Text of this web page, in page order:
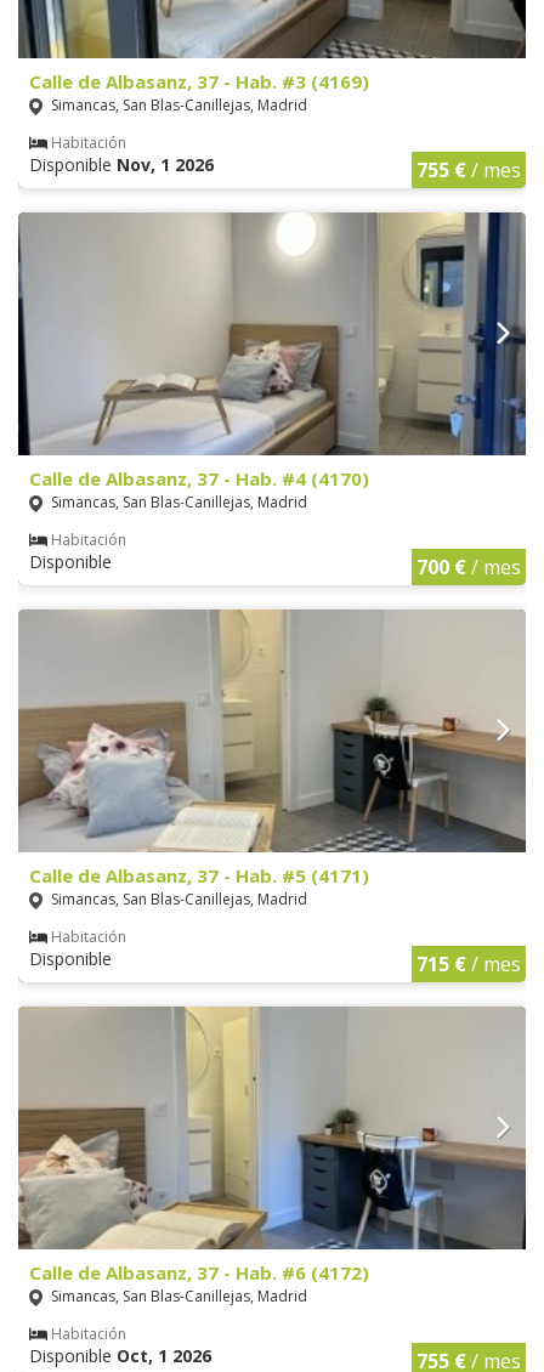
Calle de Albasanz, 37 - Hab. #3 (4169)
Simancas, San Blas-Canillejas, Madrid
Habitación
Disponible Nov, 1 2026 755 €/ mes
Calle de Albasanz, 37 - Hab. #4 (4170)
Simancas, San Blas-Canillejas, Madrid
Habitación
Disponible 700 €/ mes
Calle de Albasanz, 37 - Hab. #5 (4171)
Simancas, San Blas-Canillejas, Madrid
Habitación
Disponible 715 €/ mes
Calle de Albasanz, 37 - Hab. #6 (4172)
Simancas, San Blas-Canillejas, Madrid
Habitación
Disponible Oct, 1 2026 755 €/ mes